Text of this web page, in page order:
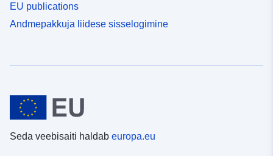
EU publications
Andmepakkuja liidese sisselogimine
Seda veebisaiti haldab europa.eu